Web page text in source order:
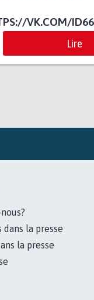
VK.COM/
Lire
dans la presse
la presse